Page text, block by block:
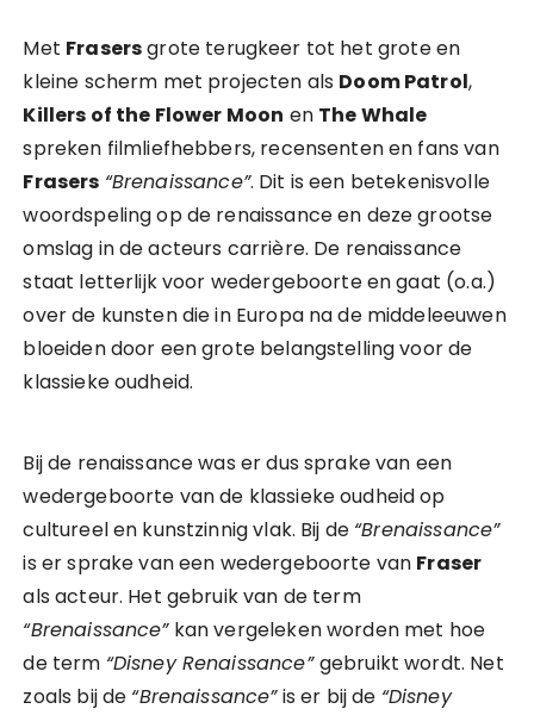
Met Frasersgrote terugkeer tot het grote en
kleine scherm met projecten als Doom Patrol,
Killers of the Flower Moon en The Whale
spreken filmliefhebbers, recensenten en fans van
Frasers “Brenaissance”. Dit is een betekenisvolle
woordspeling op de renaissance en deze grootse
omslag in de acteurs carrière. De renaissance
staat letterlijk voor wedergeboorte en gaat (o.a.)
over de kunsten die in Europa na de middeleeuwen
bloeiden door een grote belangstelling voor de
klassieke oudheid.
Bij de renaissance was er dus sprake van een
wedergeboorte van de klassieke oudheid op
cultureel en kunstzinnig vlak. Bij de “Brenaissance”
is er sprake van een wedergeboorte van Fraser
als acteur. Het gebruik van de term
“Brenaissance”kan vergeleken worden met hoe
de term “Disney Renaissance”gebruikt wordt. Net
zoals bij de “Brenaissance”is er bij de “Disney